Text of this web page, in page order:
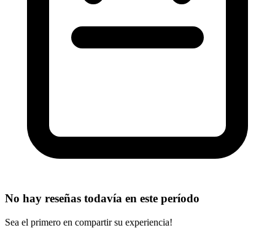
No hay reseñas todavía en este período
Sea el primero en compartir su experiencia!